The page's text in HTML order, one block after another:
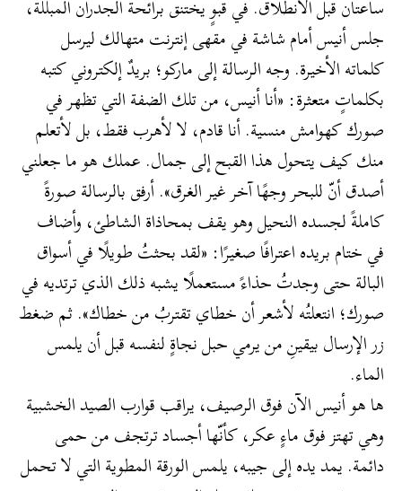
ساعتان قبل الانطلاق. في قبوٍ يختنق برائحة الجدران المبللة،
جلس أنيس أمام شاشة في مقهى إنترنت متهالك ليرسل
كلماته الأخيرة. وجه الرسالة إلى ماركو؛ بريدٌ إلكتروني كتبه
بكلماتٍ متعثرة: «أنا أنيس، من تلك الضفة التي تظهر في
صورك كهوامش منسية. أنا قادم، لا لأهرب فقط، بل لأتعلم
منك كيف يتحول هذا القبح إلى جمال. عملك هو ما جعلني
أصدق أنّ للبحر وجهًا آخر غير الغرق». أرفق بالرسالة صورةً
كاملةً لجسده النحيل وهو يقف بمحاذاة الشاطئ، وأضاف
في ختام بريده اعترافًا صغيرًا: «لقد بحثتُ طويلًا في أسواق
البالة حتى وجدتُ حذاءً مستعملًا يشبه ذلك الذي ترتديه في
صورك؛ انتعلتُه لأشعر أن خطاي تقتربُ من خطاك». ثم ضغط
زر الإرسال بيقينِ من يرمي حبل نجاةٍ لنفسه قبل أن يلمس
الماء.
ها هو ​أنيس الآن فوق الرصيف، يراقب قوارب الصيد الخشبية
وهي تهتز فوق ماءٍ عكر، كأنّها أجساد ترتجف من حمى
دائمة. يمد يده إلى جيبه، يلمس الورقة المطوية التي لا تحمل